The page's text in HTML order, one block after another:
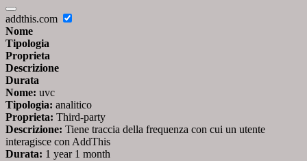
addthis.com
Nome
Tipologia
Proprieta
Descrizione
Durata
Nome: uvc
Tipologia: analitico
Proprieta: Third-party
Descrizione: Tiene traccia della frequenza con cui un utente
interagisce con AddThis
Durata: 1 year 1 month